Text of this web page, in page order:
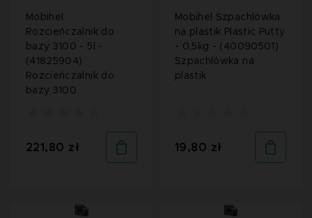
Mobihel
Rozcieńczalnik do
bazy 3100 - 5l -
(41825904)
Rozcieńczalnik do
bazy 3100
221,80 zł
Mobihel Szpachlówka
na plastik Plastic Putty
- 0,5kg - (40090501)
Szpachlówka na
plastik
19,80 zł